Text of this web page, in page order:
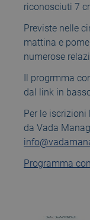
riconosciuti 7
Previste nelle
mattina e
numerose
Il progrmma
dal link in
Per le
da Vada
Programma